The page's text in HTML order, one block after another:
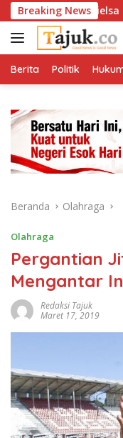
Langsung
ke
konten
Breaking News
Bielsa
Berita Politik
Beranda Olahraga
Olahraga
Pergantian
Mengantar
Redaksi Tajuk
Maret 17, 2019